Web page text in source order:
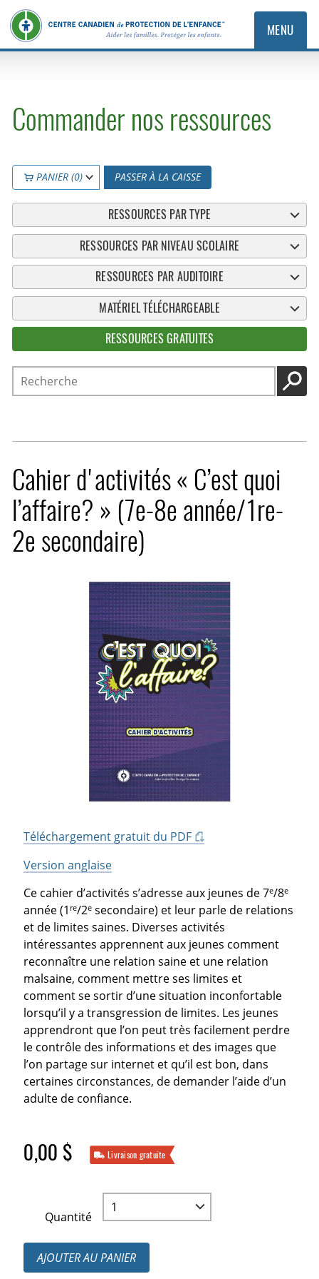
MENU
Commander nos ressources
PANIER (0) PASSER À LA CAISSE
RESSOURCES PAR TYPE
RESSOURCES PAR NIVEAU SCOLAIRE
RESSOURCES PAR AUDITOIRE
MATÉRIEL TÉLÉCHARGEABLE
RESSOURCES GRATUITES
Recherche
Cahier d'activités « C’est quoi
l’affaire? » (7e-8e année/1re-
2e secondaire)
Téléchargement gratuit du PDF
Version anglaise
Ce cahier d’activités s’adresse aux jeunes de 7e/8e
année (1 re/2e secondaire) et leur parle de relations
et de limites saines. Diverses activités
intéressantes apprennent aux jeunes comment
reconnaître une relation saine et une relation
malsaine, comment mettre ses limites et
comment se sortir d’une situation inconfortable
lorsqu’il y a transgression de limites. Les jeunes
apprendront que l’on peut très facilement perdre
le contrôle des informations et des images que
l’on partage sur internet et qu’il est bon, dans
certaines circonstances, de demander l’aide d’un
adulte de confiance.
0,00 $ Livraison gratuite
Quantité
AJOUTER AU PANIER